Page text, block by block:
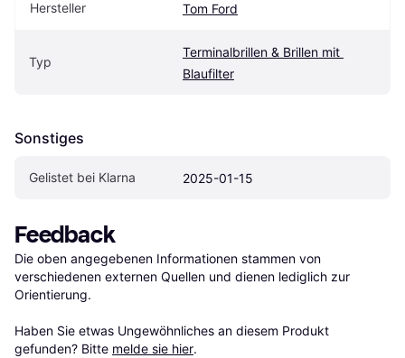
Hersteller Tom Ford
Typ
Terminalbrillen & Brillen mit
Blaufilter
Sonstiges
Gelistet bei Klarna 2025-01-15
Feedback
Die oben angegebenen Informationen stammen von
verschiedenen externen Quellen und dienen lediglich zur
Orientierung.
Haben Sie etwas Ungewöhnliches an diesem Produkt
gefunden? Bitte melde sie hier.